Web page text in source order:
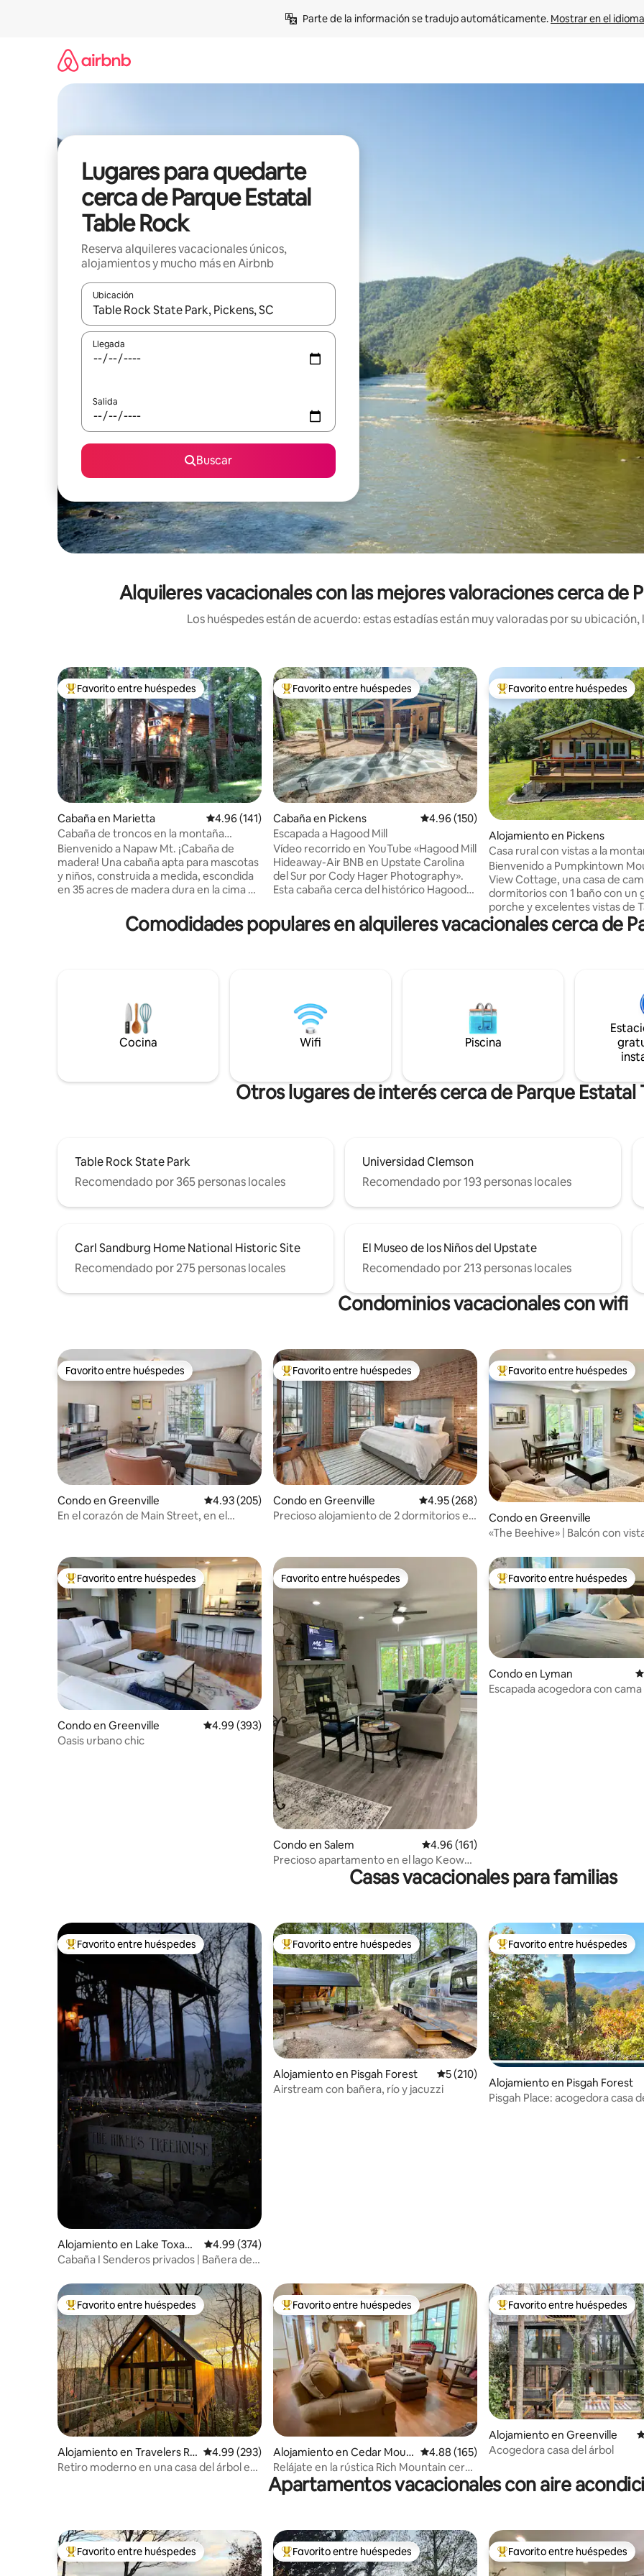
Parte de la información se tradujo automáticamente. Mostrar en el
Lugares para quedarte
cerca de Parque Estatal
Table Rock
Reserva alquileres vacacionales únicos,
alojamientos y mucho más en Airbnb
Ubicación
Cuando los resultados estén disponibles, navega con las teclas de flecha hacia arriba y hacia abajo o explora con el
Llegada
Salida
Buscar
Alquileres vacacionales con las mejores valoraciones cerca de
Los huéspedes están de acuerdo: estas estadías están muy valoradas por su
Favorito entre huéspedes preferido
Favorito entre huéspedes
Cabaña en Marietta Calificación promedio: 4.96 de 5, 141 reseñas
4.96 (141)
Cabaña de troncos en la montaña
Napaw: experiencia mágica
Bienvenido a Napaw Mt. ¡Cabaña de
madera! Una cabaña apta para mascotas
y niños, construida a medida, escondida
en 35 acres de madera dura en la cima de
envolventes ofrecen una hermosa vista
de las montañas Blue Ridge. Relájate en
vista panorámica de la naturaleza a
través de la ventana. La cabaña está a
solo unos minutos de las mejores rutas
SC~Table Rock,Pretty Place,Jones
Favorito entre huéspedes preferido
Favorito entre huéspedes
Cabaña en Pickens Calificación promedio: 4.96 de 5, 150 reseñas
4.96 (150)
Escapada a Hagood Mill
Vídeo recorrido en YouTube «Hagood Mill
Hideaway-Air BNB en Upstate Carolina
del Sur por Cody Hager Photography».
Esta cabaña cerca del histórico Hagood
perfecta para un fin de semana de
relajación en el porche o mientras se
un pase de entrada a Table Rock a solo 15
minutos de distancia. (Si el pase se pierde
durante tu estancia, se te cobrará una
Favorito entre huéspedes
Favorito entre huéspedes
Alojamiento en Pickens
Casa rural con vistas a la
Pumpkintown
Bienvenido a Pumpkintown
View Cottage, una casa de
dormitorios con 1 baño con un
porche y excelentes vistas de
y la línea de cresta de Caesar's
Excelente ubicación para
20 minutos de Easley, la ciudad
Pickens y Travelers Rest. Este
una mezcla de vida rural,
montaña en un solo lugar, así
relájate después de un buen
Comodidades populares en alquileres vacacionales cerca de
Cocina Wifi Piscina
Otros lugares de interés cerca de Parque Estatal
Table Rock State Park
Recomendado por 365 personas locales
Universidad Clemson
Recomendado por 193 personas locales
Carl Sandburg Home National Historic Site
Recomendado por 275 personas locales
El Museo de los Niños del Upstate
Recomendado por 213 personas locales
Condominios vacacionales con wifi
Favorito entre huéspedes
Favorito entre huéspedes
Condo en Greenville Calificación promedio: 4.93 de 5, 205 reseñas
4.93 (205)
En el corazón de Main Street, en el
Favorito entre huéspedes preferido
Favorito entre huéspedes
Condo en Greenville Calificación promedio: 4.95 de 5, 268 reseñas
4.95 (268)
Precioso alojamiento de 2 dormitorios en
Favorito entre huéspedes
Favorito entre huéspedes
Condo en Greenville
«The Beehive» | Balcón con
Favorito entre huéspedes preferido
Favorito entre huéspedes
Condo en Greenville Calificación promedio: 4.99 de 5, 393 reseñas
4.99 (393)
Oasis urbano chic
Favorito entre huéspedes
Favorito entre huéspedes
Condo en Salem Calificación promedio: 4.96 de 5, 161 reseñas
4.96 (161)
Precioso apartamento en el lago Keowee
con excelentes servicios
Favorito entre huéspedes
Favorito entre huéspedes
Condo en Lyman
Escapada acogedora con
Casas vacacionales para familias
Favorito entre huéspedes preferido
Favorito entre huéspedes
Alojamiento en Lake Toxaw
ay
Calificación promedio: 4.99 de 5, 374 reseñas
4.99 (374)
Cabaña I Senderos privados | Bañera de
Favorito entre huéspedes preferido
Favorito entre huéspedes
Alojamiento en Pisgah Forest Calificación promedio: 5 de 5, 210 reseñas
5 (210)
Airstream con bañera, río y jacuzzi
Favorito entre huéspedes
Favorito entre huéspedes
Alojamiento en Pisgah Forest
Pisgah Place: acogedora casa
Favorito entre huéspedes preferido
Favorito entre huéspedes
Alojamiento en Travelers Re
st
Calificación promedio: 4.99 de 5, 293 reseñas
4.99 (293)
Retiro moderno en una casa del árbol en
Favorito entre huéspedes preferido
Favorito entre huéspedes
Alojamiento en Cedar Moun
tain
Calificación promedio: 4.88 de 5, 165 reseñas
4.88 (165)
Relájate en la rústica Rich Mountain cerca
de Brevard
Favorito entre huéspedes
Favorito entre huéspedes
Alojamiento en Greenville
Acogedora casa del árbol
Apartamentos vacacionales con aire
Favorito entre huéspedes preferido
Favorito entre huéspedes Favorito entre huéspedes preferido
Favorito entre huéspedes Favorito entre huéspedes
Favorito entre huéspedes